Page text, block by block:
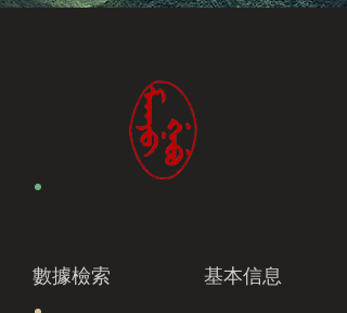
數據檢索 基本信息